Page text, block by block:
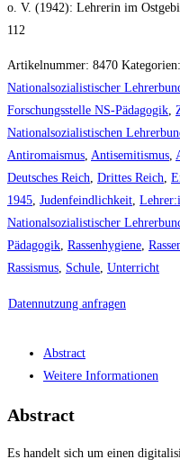
o. V. (1942): Lehrerin im
112
Artikelnummer: 8470 Kategorien:
Nationalsozialistischer
Forschungsstelle NS-Pädagogik,
Nationalsozialistischen
Antiromaismus, Antisemitismus,
Deutsches Reich, Drittes Reich,
1945, Judenfeindlichkeit,
Nationalsozialistischer
Pädagogik, Rassenhygiene,
Rassismus, Schule, Unterricht
Datennutzung anfragen
Abstract
Weitere Informationen
Abstract
Es handelt sich um einen